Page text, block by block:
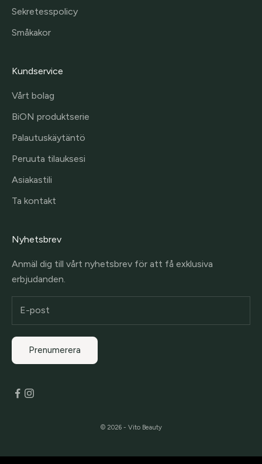
Sekretesspolicy
Småkakor
Kundservice
Vårt bolag
BiON produktserie
Palautuskäytäntö
Peruuta tilauksesi
Asiakastili
Ta kontakt
Nyhetsbrev
Anmäl dig till vårt nyhetsbrev för att få exklusiva
erbjudanden.
Prenumerera
© 2026 - Vito Beauty